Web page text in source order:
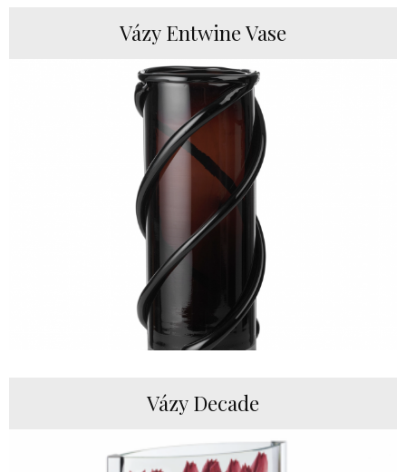
Vázy Entwine Vase
Vázy Decade